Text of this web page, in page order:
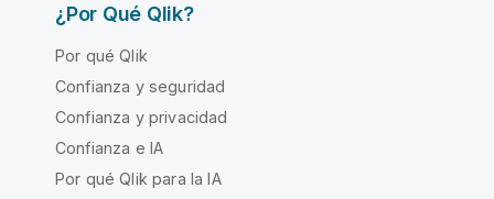
¿Por Qué Qlik?
Por qué Qlik
Confianza y seguridad
Confianza y privacidad
Confianza e IA
Por qué Qlik para la IA